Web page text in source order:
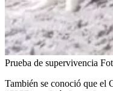
Prueba de supervivencia
También se conoció que el